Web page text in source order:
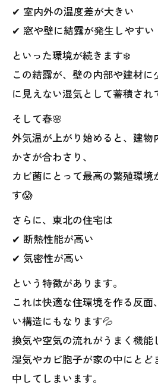
✔ 室内外の温度差が大きい
✔ 窓や壁に結露が発生しやすい
といった環境が続きます❄️
この結露が、壁の内部や建材に
に見えない湿気として蓄積され
そして春🌸
外気温が上がり始めると、建物
かさが合わさり、
カビ菌にとって最高の繁殖環
す😱
さらに、東北の住宅は
✔ 断熱性能が高い
✔ 気密性が高い
という特徴があります。
これは快適な住環境を作る反面
い構造にもなります💦
換気や空気の流れがうまく機能
湿気やカビ胞子が家の中にとど
中してしまいます。